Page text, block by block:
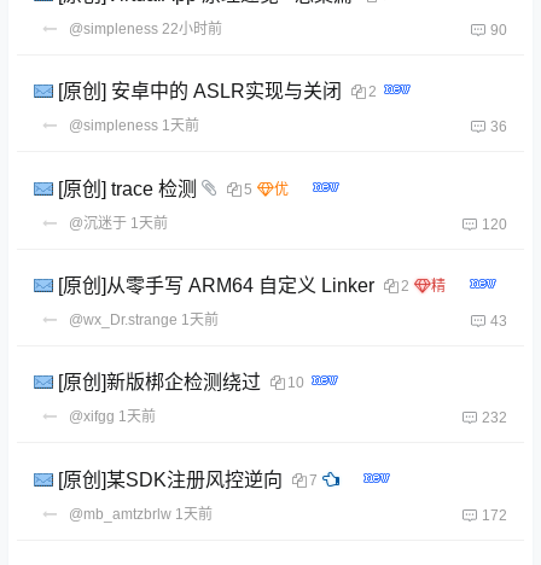
@simpleness 22小时前 90
[原创] 安卓中的 ASLR实现与关闭
2
@simpleness 1天前 36
[原创] trace 检测
5
@沉迷于 1天前 120
[原创]从零手写 ARM64 自定义 Linker
2
@wx_Dr.strange 1天前 43
[原创]新版梆企检测绕过
10
@xifgg 1天前 232
[原创]某SDK注册风控逆向
7
@mb_amtzbrlw 1天前 172